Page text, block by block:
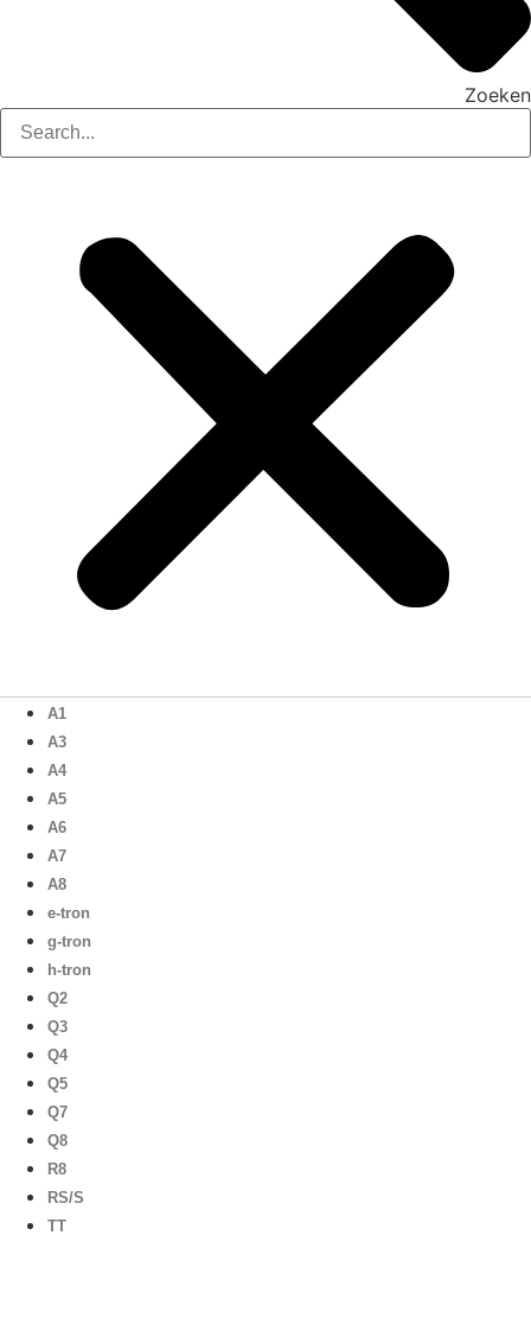
Zoeken
A1
A3
A4
A5
A6
A7
A8
e-tron
g-tron
h-tron
Q2
Q3
Q4
Q5
Q7
Q8
R8
RS/S
TT